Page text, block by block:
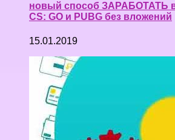
новый способ ЗАРАБОТАТЬ
CS: GO и PUBG без вложений
15.01.2019